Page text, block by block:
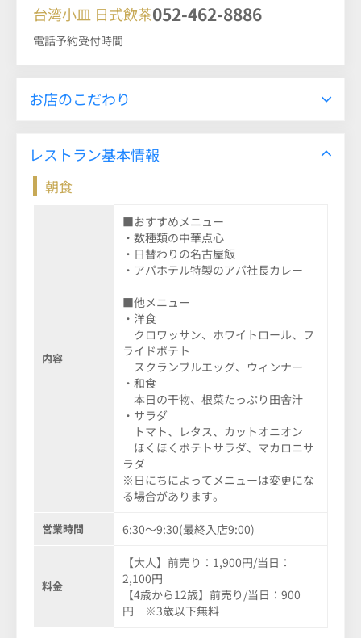
台湾小皿 日式飲茶052-462-8886
電話予約受付時間
お店のこだわり
レストラン基本情報
朝食
内容
■おすすめメニュー
・数種類の中華点心
・日替わりの名古屋飯
・アパホテル特製のアパ社長カレー
■他メニュー
・洋食
クロワッサン、ホワイトロール、フ
ライドポテト
スクランブルエッグ、ウィンナー
・和食
本日の干物、根菜たっぷり田舎汁
・サラダ
トマト、レタス、カットオニオン
ほくほくポテトサラダ、マカロニサ
ラダ
※日にちによってメニューは変更にな
る場合があります。
営業時間 6:30～9:30(最終入店9:00)
料金
【大人】前売り：1,900円/当日：
2,100円
【4歳から12歳】前売り/当日：900
円 ※3歳以下無料